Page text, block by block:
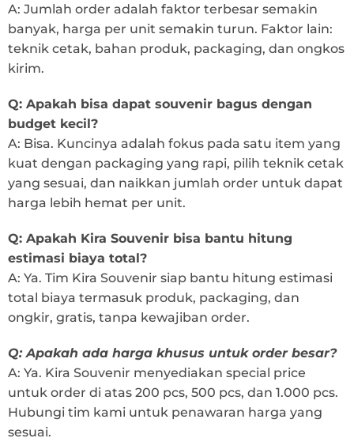
A: Jumlah order adalah faktor terbesar semakin
banyak, harga per unit semakin turun. Faktor lain:
teknik cetak, bahan produk, packaging, dan ongkos
kirim.
Q: Apakah bisa dapat souvenir bagus dengan
budget kecil?
A: Bisa. Kuncinya adalah fokus pada satu item yang
kuat dengan packaging yang rapi, pilih teknik cetak
yang sesuai, dan naikkan jumlah order untuk dapat
harga lebih hemat per unit.
Q: Apakah Kira Souvenir bisa bantu hitung
estimasi biaya total?
A: Ya. Tim Kira Souvenir siap bantu hitung estimasi
total biaya termasuk produk, packaging, dan
ongkir, gratis, tanpa kewajiban order.
Q: Apakah ada harga khusus untuk order besar?
A: Ya. Kira Souvenir menyediakan special price
untuk order di atas 200 pcs, 500 pcs, dan 1.000 pcs.
Hubungi tim kami untuk penawaran harga yang
sesuai.